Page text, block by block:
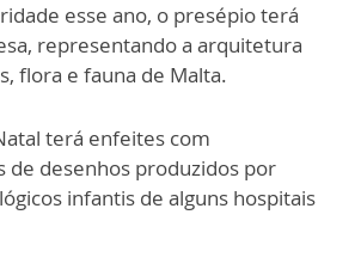
esse ano, o presépio terá
representando a arquitetura
flora e fauna de Malta.
terá enfeites com
de desenhos produzidos por
infantis de alguns hospitais